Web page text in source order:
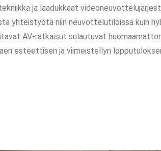
ja laadukkaat
yhteistyötä niin neuvottelutiloissa kuin
AV-ratkaisut sulautuvat
esteettisen ja viimeistellyn